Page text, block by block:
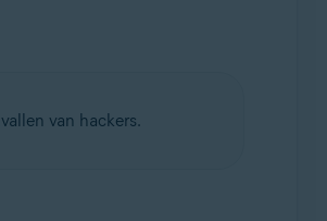
van hackers.